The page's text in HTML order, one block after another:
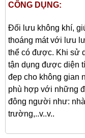
CÔNG DỤNG:
Đối lưu không khí,
thoáng mát với lưu
thể có được. Khi sử
tận dụng được diện
đẹp cho không gian
phù hợp với những
đông người như:
trường,..v..v..